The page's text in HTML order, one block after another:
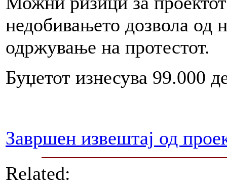
недобивањето дозвола од
одржување на протестот.
Буџетот изнесува 99.000
Завршен извештај од
Related: